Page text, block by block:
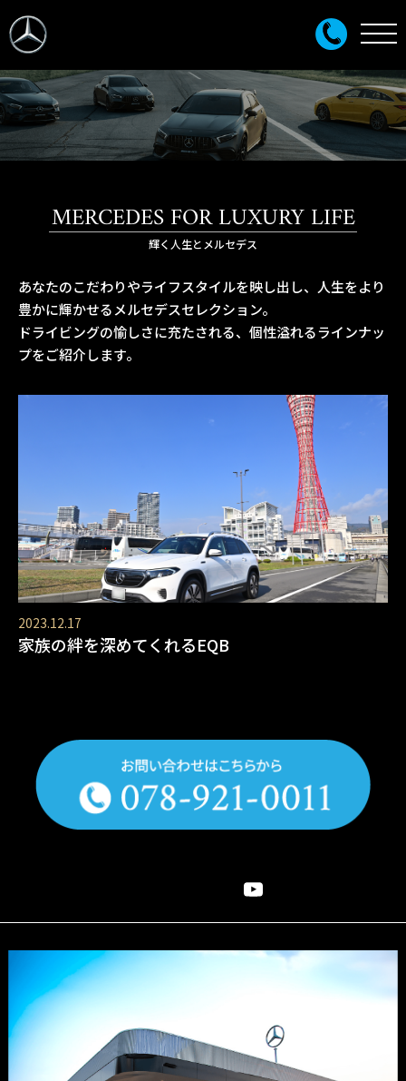
MERCEDES FOR LUXURY LIFE
輝く人生とメルセデス
あなたのこだわりやライフスタイルを映し出し、人生をより
豊かに輝かせるメルセデスセレクション。
ドライビングの愉しさに充たされる、個性溢れるラインナッ
プをご紹介します。
2023.12.17
家族の絆を深めてくれるEQB